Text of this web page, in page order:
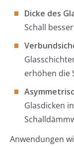
Dicke des
Schall
erhöhen die
Glasdicken
Anwendungen